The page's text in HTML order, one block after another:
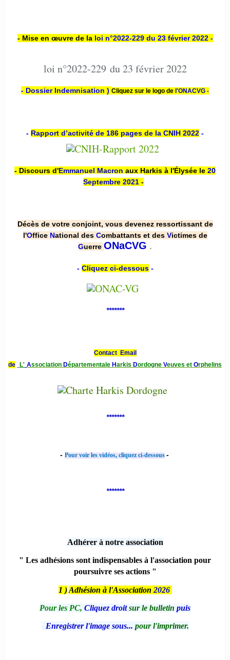
- Mise en œuvre de la loi n°2022-229 du 23 février 2022 -
loi n°2022-229 du 23 février 2022
- Dossier Indemnisation ) Cliquez sur le logo de l'ONACVG -
- Rapport d’activité de 186 pages de la CNIH 2022 -
- Discours d'Emmanuel Macron aux Harkis à l'Élysée le 20
Septembre 2021 -
Décès de votre conjoint, vous devenez ressortissant de
l'Office National des Combattants et des Victimes de
Guerre ONaCVG .
- Cliquez ci-dessous-
*******
Contact Email
de
L' Association Départementale Harkis Dordogne Veuves et Orphelins
*******
- Pour voir les vidéos, cliquez ci-dessous -
*******
Adhérer à notre association
" Les adhésions sont indispensables à l'association pour
poursuivre ses actions "
1 ) Adhésion à l'Association 2026
Pour les PC, Cliquez droitsur le bulletin puis
Enregistrer l'image sous... pour l'imprimer.